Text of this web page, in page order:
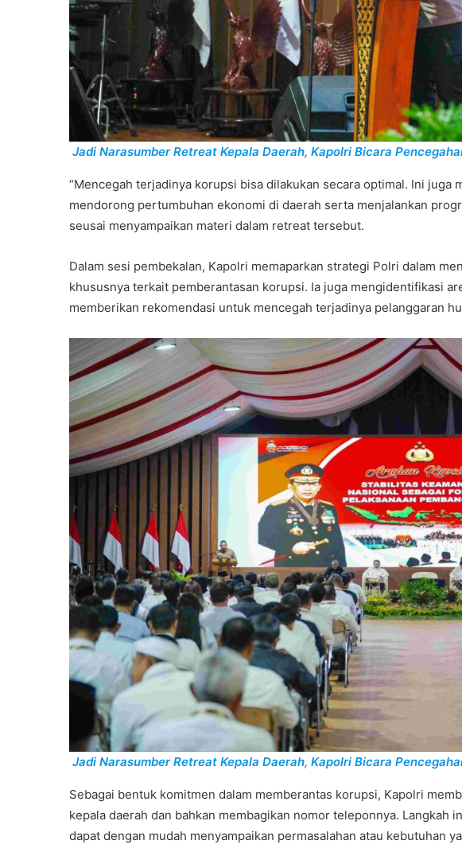
Jadi Narasumber Retreat Kepala Daerah, Kapolri Bicara
“Mencegah terjadinya korupsi bisa dilakukan secara optimal. Ini juga
mendorong pertumbuhan ekonomi di daerah serta menjalankan
seusai menyampaikan materi dalam retreat tersebut.
Dalam sesi pembekalan, Kapolri memaparkan strategi Polri dalam
khususnya terkait pemberantasan korupsi. Ia juga mengidentifikasi
memberikan rekomendasi untuk mencegah terjadinya pelanggaran
Jadi Narasumber Retreat Kepala Daerah, Kapolri Bicara
Sebagai bentuk komitmen dalam memberantas korupsi, Kapolri
kepala daerah dan bahkan membagikan nomor teleponnya. Langkah
dapat dengan mudah menyampaikan permasalahan atau kebutuhan